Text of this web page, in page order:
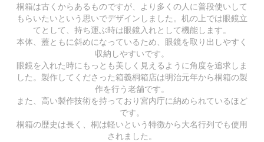
桐箱は古くからあるものですが、より多くの人に普段使いして
もらいたいという思いでデザインしました。机の上では眼鏡立
てとして、持ち運ぶ時は眼鏡入れとして機能します。
本体、蓋ともに斜めになっているため、眼鏡を取り出しやすく
収納しやすいです。
眼鏡を入れた時にもっとも美しく見えるように角度を追求しま
した。製作してくださった箱義桐箱店は明治元年から桐箱の製
作を行う老舗です。
また、高い製作技術を持っており宮内庁に納められているほど
です。
桐箱の歴史は長く、桐は軽いという特徴から大名行列でも使用
されました。